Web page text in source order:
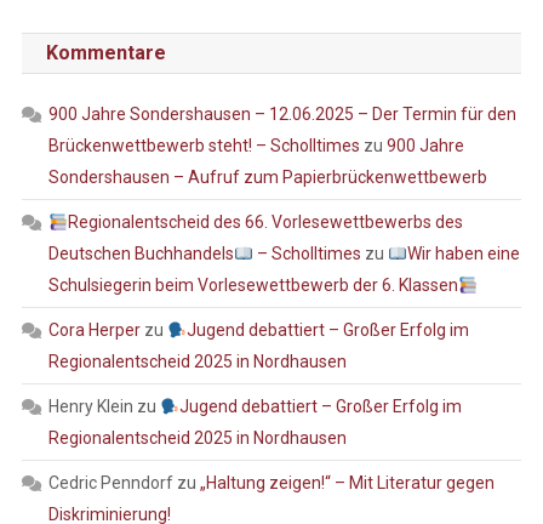
Kommentare
900 Jahre Sondershausen – 12.06.2025 – Der Termin für den
Brückenwettbewerb steht! – Scholltimes zu 900 Jahre
Sondershausen – Aufruf zum Papierbrückenwettbewerb
Regionalentscheid des 66. Vorlesewettbewerbs des
Deutschen Buchhandels
– Scholltimes zu
Wir haben eine
Schulsiegerin beim Vorlesewettbewerb der 6. Klassen
Cora Herperzu
Jugend debattiert – Großer Erfolg im
Regionalentscheid 2025 in Nordhausen
Henry Klein zu
Jugend debattiert – Großer Erfolg im
Regionalentscheid 2025 in Nordhausen
Cedric Penndorfzu „Haltung zeigen!“ – Mit Literatur gegen
Diskriminierung!